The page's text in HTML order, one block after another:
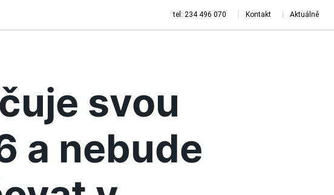
tel: 234 496 070 Kontakt Aktuálně
svou
a nebude